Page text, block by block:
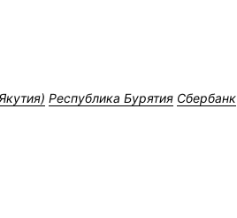
Республика Бурятия Сбербанк